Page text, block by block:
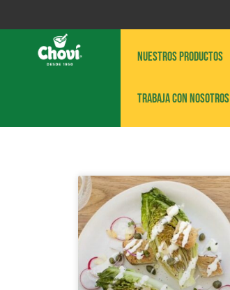
NUESTROS PRODUCTOS
Trabaja con nosotros